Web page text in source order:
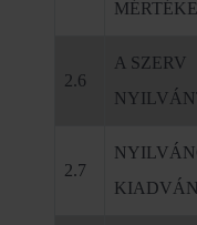
MÉRTÉKE
2.6
A SZERV
2.7